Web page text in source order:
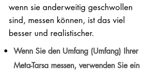
wenn sie anderweitig geschwollen
sind, messen können, ist das viel
besser und realistischer.
Wenn Sie den Umfang (Umfang) Ihrer
Meta-Tarsa messen, verwenden Sie ein